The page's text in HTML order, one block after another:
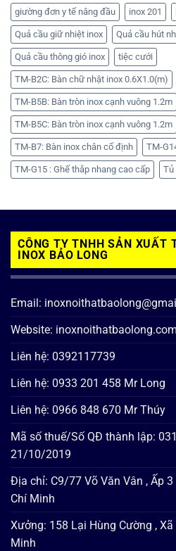
giường đơn y tế nâng đầu inox 201
Quả cầu giữ nhiệt inox Quả cầu hút
Quả cầu thông gió inox tiệc cưới
TM-B2C: Bàn chữ nhật inox 0.6X1.0(m)
TM-B5B: Bàn tròn inox cạnh vuông 1.2m
TM-B5C: Bàn tròn inox cạnh vuông 1.2m
TM-B7: Bàn inox chân cố định TM-
TM-G15 : Ghế thắp nhang cao cấp Tủ
CÔNG TY TNHH SẢN XUẤT
INOX BẢO LONG
Email:
Website: inoxnoithatbaolong.com
Liên hệ: 0392117739
Liên hệ: 0933 201 458 Mr Long
Liên hệ: 0966 848 670 Mr Thúy
Mã số thuế/Số QĐ thành lập:
21/10/2019
Địa chỉ: C9/77 Võ Văn Vân , Ấp
Chí Minh
Xưởng: 158 Lại Hùng Cường ,
Minh